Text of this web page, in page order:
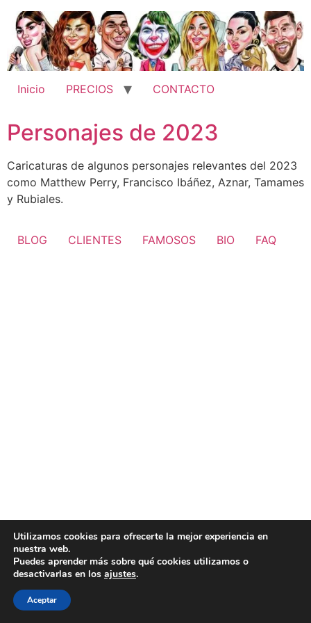
contenido
Inicio PRECIOS CONTACTO
Personajes de 2023
Caricaturas de algunos personajes relevantes del 2023
como Matthew Perry, Francisco Ibáñez, Aznar, Tamames
y Rubiales.
BLOG CLIENTES FAMOSOS BIO FAQ
Utilizamos cookies para ofrecerte la mejor experiencia en
nuestra web.
Puedes aprender más sobre qué cookies utilizamos o
desactivarlas en los ajustes.
Aceptar